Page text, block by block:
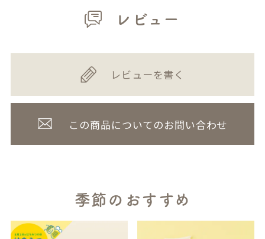
レビュー
レビューを書く
この商品についてのお問い合わせ
季節のおすすめ